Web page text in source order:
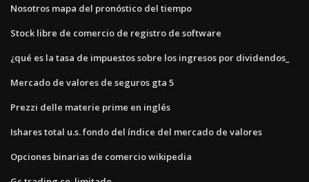
Nosotros mapa del pronóstico del tiempo
Stock libre de comercio de registro de software
¿qué es la tasa de impuestos sobre los ingresos por dividendos_
Mercado de valores de seguros gta 5
Prezzi delle materie prime en inglés
Ishares total u.s. fondo del índice del mercado de valores
Opciones binarias de comercio wikipedia